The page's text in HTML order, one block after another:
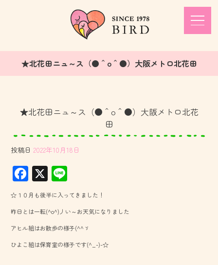
★北花田ニュ～ス（●＾o＾●）大阪メトロ北花田
★北花田ニュ～ス（●＾o＾●）大阪メトロ北花
田
投稿日 2022年10月18日
F
ac
e
b
o
ok
X
ne
☆１０月も後半に入ってきました！
昨日とは一転(^o^)丿い～お天気になりました
アヒル組はお散歩の様子(^^ゞ
ひよこ組は保育室の様子です(^_-)-☆